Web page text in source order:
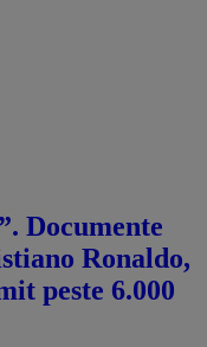
Documente
Ronaldo,
peste 6.000